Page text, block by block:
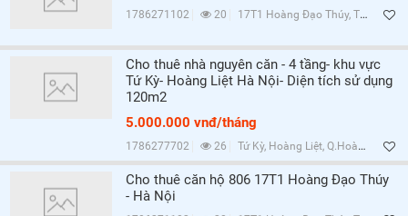
Lọc
1786271102 20 17T1 Hoàng Đạo Thúy, Trung Hòa, Q.Cầu Giấy, Hà Nội
Cho thuê nhà nguyên căn - 4 tầng- khu vực
Tứ Kỳ- Hoàng Liệt Hà Nội- Diện tích sử dụng
120m2
5.000.000 vnđ/tháng
1786277702 26 Tứ Kỳ, Hoàng Liệt, Q.Hoàng Mai, Hà Nội
Cho thuê căn hộ 806 17T1 Hoàng Đạo Thúy
- Hà Nội